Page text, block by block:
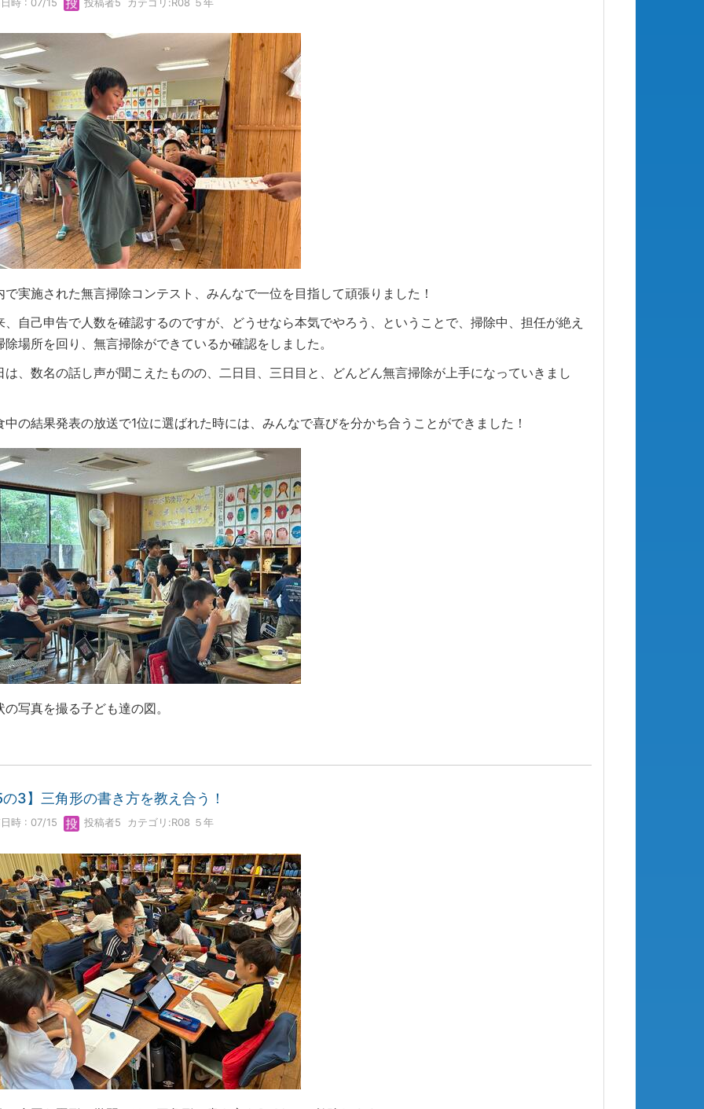
で実施された無言掃除コンテスト、みんなで一位を目指して頑張りました！
、自己申告で人数を確認するのですが、どうせなら本気でやろう、ということで、掃除中、担任が絶え
除場所を回り、無言掃除ができているか確認をしました。
は、数名の話し声が聞こえたものの、二日目、三日目と、どんどん無言掃除が上手になっていきまし
中の結果発表の放送で1位に選ばれた時には、みんなで喜びを分かち合うことができました！
の写真を撮る子ども達の図。
3】三角形の書き方を教え合う！
時 : 07/15 投稿者5 カテゴリ:R08 ５年